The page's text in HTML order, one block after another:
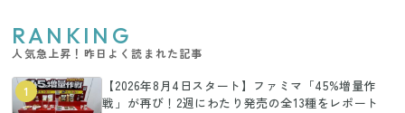
RANKING
人気急上昇！昨日よく読まれた記事
1
【2026年8月4日スタート】ファミマ「45%増量作
戦」が再び！2週にわたり発売の全13種をレポート